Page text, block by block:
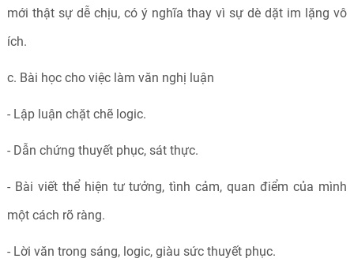
mới thật sự dễ chịu, có ý nghĩa thay vì sự dè dặt im lặng vô
ích.
c. Bài học cho việc làm văn nghị luận
- Lập luận chặt chẽ logic.
- Dẫn chứng thuyết phục, sát thực.
- Bài viết thể hiện tư tưởng, tình cảm, quan điểm của mình
một cách rõ ràng.
- Lời văn trong sáng, logic, giàu sức thuyết phục.